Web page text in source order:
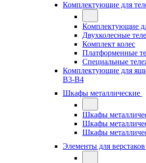
Комплектующие для
Комплектующие
Двухколесные
Комплект колес
Платформенные
Специальные
Комплектующие для
В3-В4
Шкафы металлические
Шкафы
Шкафы
Шкафы
Элементы для верстаков